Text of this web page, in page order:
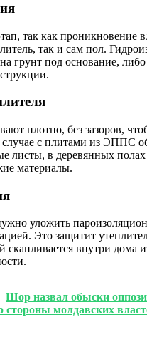
так как проникновение
так и сам пол.
грунт под основание,
плотно, без зазоров,
случае с плитами из ЭППС
листы, в деревянных
материалы.
уложить
Это защитит
скапливается внутри дома
Шор назвал обыски
стороны молдавских